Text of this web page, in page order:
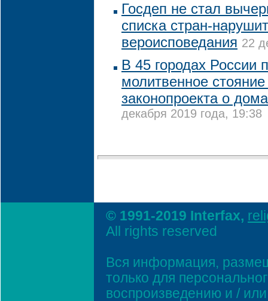
Госдеп не стал
списка стран-
вероисповедания 22
В 45 городах России
молитвенное
законопроекта о
декабря 2019 года, 19:38
© 1991-2019 Interfax,
All rights reserved
Вся информация,
только для
воспроизведению и /